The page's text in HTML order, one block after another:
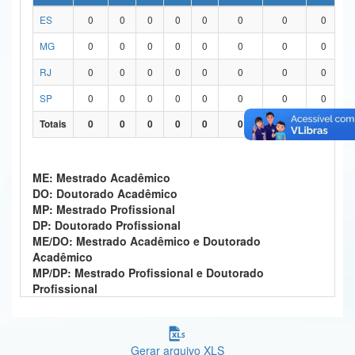
Ministério da Ciência, Tecnologia, Inovações e Comunicações
Ministério do Meio Ambiente
Ministério do Turismo
Ministério do Desenvolvimento Regional
Ministério da Mulher, da Família e dos Direitos Humanos
Secretaria-Geral
Secretaria de Governo
Gabinete de Segurança Institucional
ES
0 0 0 0 0 0 0 0
MG
0 0 0 0 0 0 0 0
RJ
0 0 0 0 0 0 0 0
SP
0 0 0 0 0 0 0 0
Totais
0 0 0 0 0 0 0 0
ME: Mestrado Acadêmico
DO: Doutorado Acadêmico
MP: Mestrado Profissional
DP: Doutorado Profissional
ME/DO: Mestrado Acadêmico e Doutorado
Acadêmico
MP/DP: Mestrado Profissional e Doutorado
Profissional
Gerar arquivo XLS